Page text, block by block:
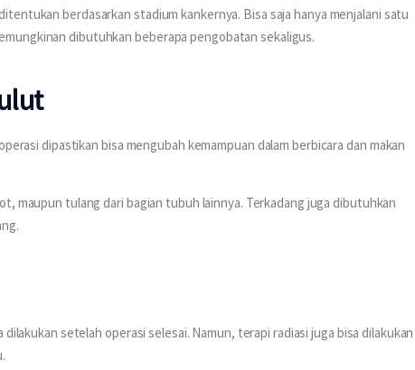
berdasarkan stadium kankernya. Bisa saja hanya menjalani satu
dibutuhkan beberapa pengobatan sekaligus.
dipastikan bisa mengubah kemampuan dalam berbicara dan makan
maupun tulang dari bagian tubuh lainnya. Terkadang juga dibutuhkan
setelah operasi selesai. Namun, terapi radiasi juga bisa dilakukan